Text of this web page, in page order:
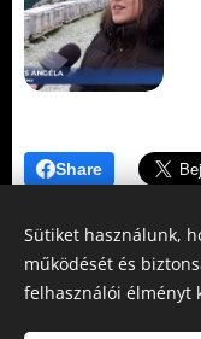
Share
Sütiket használunk,
működését és
felhasználói élményt